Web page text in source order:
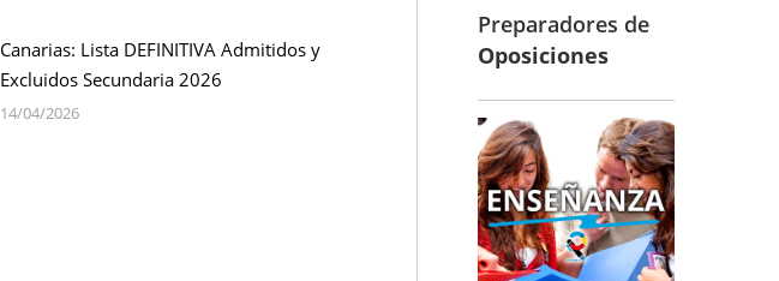
Canarias: Lista DEFINITIVA Admitidos y
Excluidos Secundaria 2026
14/04/2026
Preparadores de
Oposiciones